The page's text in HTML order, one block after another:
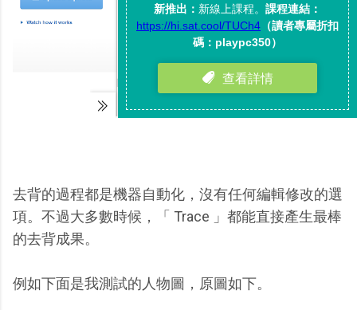
去背的過程都是機器自動化，沒有任何編輯修改的選
項。不過大多數時候，「 Trace 」都能直接產生最棒
的去背成果。
例如下面是我測試的人物圖，原圖如下。